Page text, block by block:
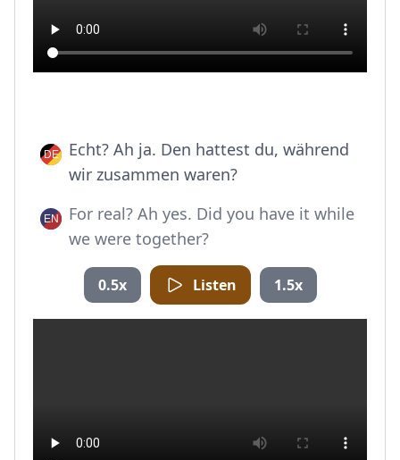
Echt? Ah ja. Den hattest du, während
wir zusammen waren?
For real? Ah yes. Did you have it while
we were together?
0.5x Listen 1.5x